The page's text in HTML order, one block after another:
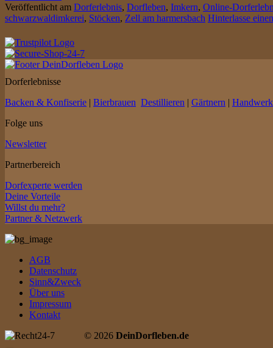
Veröffentlicht am Dorferlebnis, Dorfleben, Imkern, Online-
schwarzwaldimkerei, Stöcken, Zell am harmersbach Hinterlasse
Dorferlebnisse
Backen & Konfiserie | Bierbrauen Destillieren | Gärtnern | Handwerk
Folge uns
Newsletter
Partnerbereich
Dorfexperte werden
Deine Vorteile
Willst du mehr?
Partner & Netzwerk
AGB
Datenschutz
Sinn&Zweck
Über uns
Impressum
Kontakt
© 2026 DeinDorfleben.de